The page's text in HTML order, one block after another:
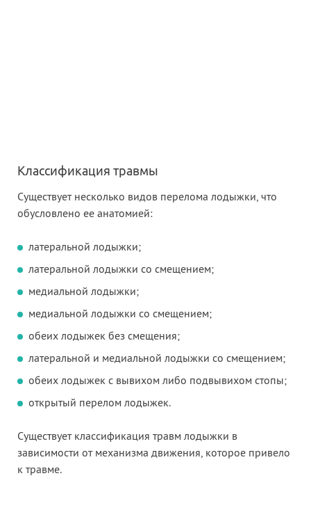
Классификация травмы
Существует несколько видов перелома лодыжки, что
обусловлено ее анатомией:
латеральной лодыжки;
латеральной лодыжки со смещением;
медиальной лодыжки;
медиальной лодыжки со смещением;
обеих лодыжек без смещения;
латеральной и медиальной лодыжки со смещением;
обеих лодыжек с вывихом либо подвывихом стопы;
открытый перелом лодыжек.
Существует классификация травм лодыжки в
зависимости от механизма движения, которое привело
к травме.